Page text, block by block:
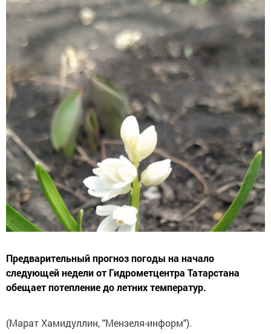
Предварительный прогноз погоды на начало
следующей недели от Гидрометцентра Татарстана
обещает потепление до летних температур.
(Марат Хамидуллин, "Мензеля-информ").